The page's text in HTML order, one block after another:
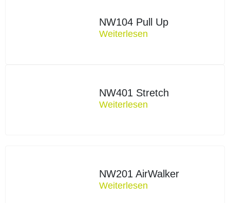
NW104 Pull Up
Weiterlesen
NW401 Stretch
Weiterlesen
NW201 AirWalker
Weiterlesen